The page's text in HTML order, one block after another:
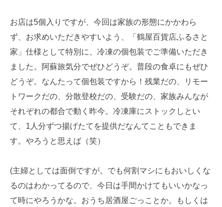
お店は5個入りですが、今回は家族の形態にかかわら
ず、お求めいただきやすいよう、「鶴屋百貨店ふるさと
家」仕様として特別に、冷凍の個包装でご準備いただき
ました。阿蘇旅気分でぜひどうぞ。普段の食卓にもぜひ
どうぞ。なんたって個包装ですから！残業だの、リモー
トワークだの、分散登校だの、受験だの、家族みんなが
それぞれの都合で動く昨今。冷凍庫にストックしとい
て、1人分ずつ揚げたてを提供だなんてこともできま
す。やろうと思えば（笑）
(主婦としては面倒ですが。でも何割マシにもおいしくな
るのはわかってるので、今日は手間かけてもいいかなっ
て時にやろうかな。おうち居酒屋ごっことか。もしくは